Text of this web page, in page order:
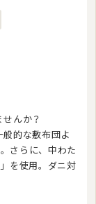
んか？
的な敷布団よ
さらに、中わた
を使用。ダニ対